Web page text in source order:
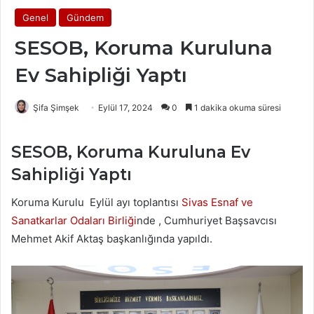
Genel Gündem
SESOB, Koruma Kuruluna
Ev Sahipliği Yaptı
Şifa Şimşek Eylül 17, 2024 0 1 dakika okuma süresi
SESOB, Koruma Kuruluna Ev
Sahipliği Yaptı
Koruma Kurulu Eylül ayı toplantısı Sivas Esnaf ve
Sanatkarlar Odaları Birliğinde , Cumhuriyet Başsavcısı
Mehmet Akif Aktaş başkanlığında yapıldı.